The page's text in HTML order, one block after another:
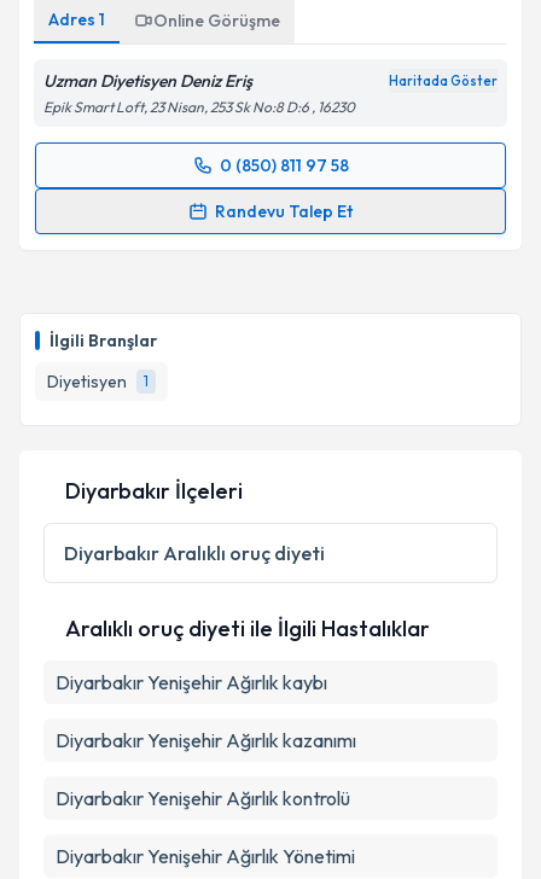
İlgili Branşlar
Diyetisyen
1
Adres 1 Online Görüşme
Uzman Diyetisyen Deniz Eriş Haritada Göster
Epik Smart Loft, 23 Nisan, 253 Sk No:8 D:6 , 16230
0 (850) 811 97 58
Randevu Talep Et
Randevu Takvimi Talebi
takvim hazırlandığında e-posta ile bilgilendireceğiz.
Kişisel verilerimin işlenmesine ilişkin
'ni okudum ve kişisel verilerimin belirtilen
kapsamda işlenmesini kabul ediyorum.
Diyarbakır İlçeleri
Diyarbakır Aralıklı oruç diyeti
Aralıklı oruç diyeti ile İlgili Hastalıklar
Diyarbakır Yenişehir Ağırlık kaybı
Diyarbakır Yenişehir Ağırlık kazanımı
Diyarbakır Yenişehir Ağırlık kontrolü
Diyarbakır Yenişehir Ağırlık Yönetimi